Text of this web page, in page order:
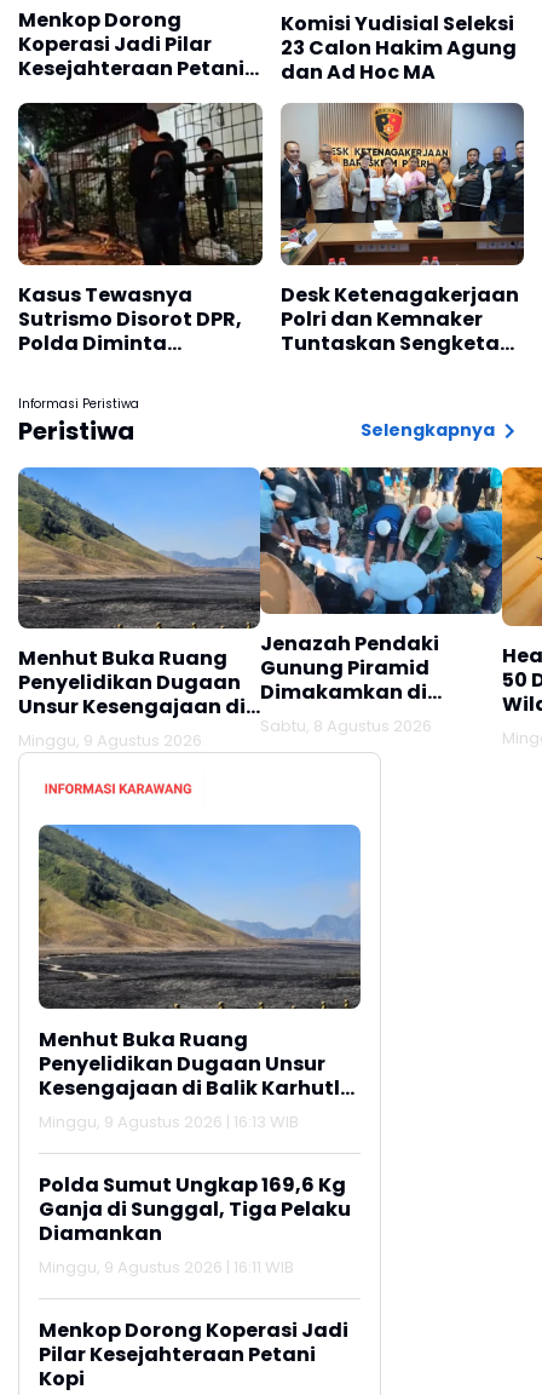
Menkop Dorong
Koperasi Jadi Pilar
Kesejahteraan Petani
Komisi Yudisial Seleksi
23 Calon Hakim Agung
dan Ad Hoc MA
Kasus Tewasnya
Sutrismo Disorot DPR,
Polda Diminta
Profesional
Desk Ketenagakerjaan
Polri dan Kemnaker
Tuntaskan Sengketa
Informasi Peristiwa
Peristiwa Selengkapnya
Menhut Buka Ruang
Penyelidikan Dugaan
Unsur Kesengajaan di
Balik Karhutla Bromo
Minggu, 9 Agustus 2026
Jenazah Pendaki
Gunung Piramid
Dimakamkan di
Tempat Kelahirannya,
Lamongan
Sabtu, 8 Agustus 2026
50
Menhut Buka Ruang
Penyelidikan Dugaan Unsur
Kesengajaan di Balik Karhutla
Bromo
Minggu, 9 Agustus 2026 | 16:13 WIB
Polda Sumut Ungkap 169,6 Kg
Ganja di Sunggal, Tiga Pelaku
Diamankan
Minggu, 9 Agustus 2026 | 16:11 WIB
Menkop Dorong Koperasi Jadi
Pilar Kesejahteraan Petani
Kopi